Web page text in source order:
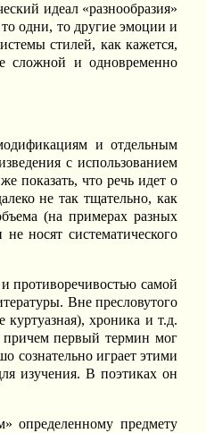
идеал «разнообразия»
то одни, то другие эмоции и
стилей, как кажется,
сложной и одновременно
и отдельным
с использованием
показать, что речь идет о
не так тщательно, как
(на примерах разных
носят систематического
противоречивостью самой
Вне пресловутого
куртуазная), хроника и т.д.
причем первый термин мог
сознательно играет этими
изучения. В поэтиках он
определенному предмету